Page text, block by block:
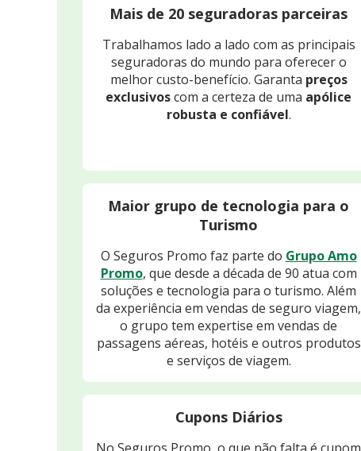
Mais de 20 seguradoras parceiras
Trabalhamos lado a lado com as principais
seguradoras do mundo para oferecer o
melhor custo-benefício. Garanta preços
exclusivoscom a certeza de uma apólice
robusta e confiável.
Maior grupo de tecnologia para o
Turismo
O Seguros Promo faz parte do Grupo Amo
Promo, que desde a década de 90 atua com
soluções e tecnologia para o turismo. Além
da experiência em vendas de seguro viagem,
o grupo tem expertise em vendas de
passagens aéreas, hotéis e outros produtos
e serviços de viagem.
Cupons Diários